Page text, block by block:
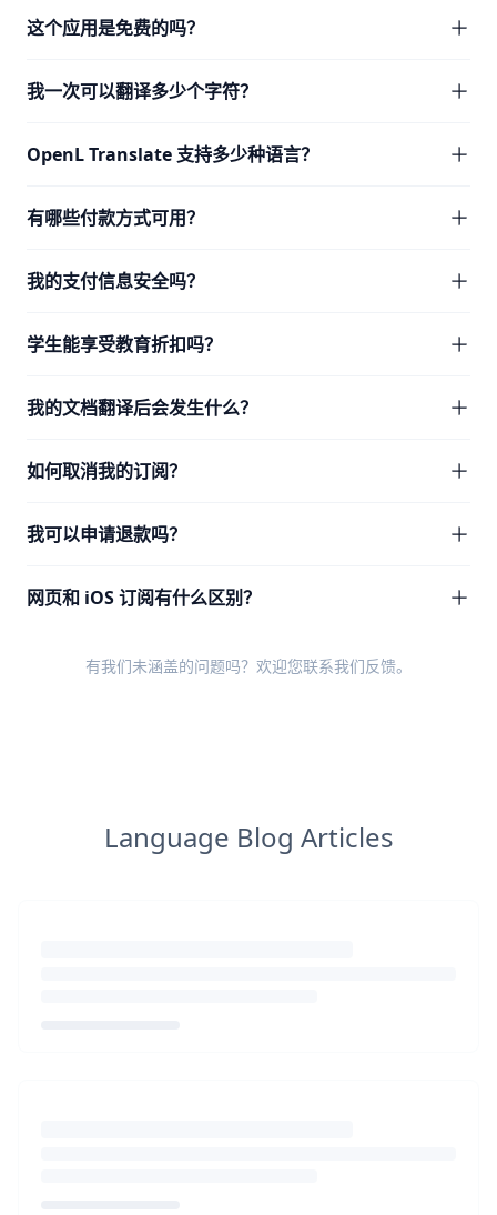
这个应用是免费的吗？
我一次可以翻译多少个字符？
OpenL Translate 支持多少种语言？
有哪些付款方式可用？
我的支付信息安全吗？
学生能享受教育折扣吗？
我的文档翻译后会发生什么？
如何取消我的订阅？
我可以申请退款吗？
网页和 iOS 订阅有什么区别？
有我们未涵盖的问题吗？欢迎您联系我们反馈。
Language Blog Articles